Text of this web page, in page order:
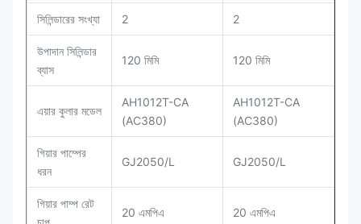
সিলিন্ডারের সংখ্যা 2 2
উপাদান সিলিন্ডার
ব্যাস
120 মিমি 120 মিমি
এয়ার কুলার মডেল
AH1012T-CA
(AC380)
AH1012T-CA
(AC380)
গিয়ার পাম্পের
ধরন
GJ2050/L GJ2050/L
গিয়ার পাম্প রেট
20 এমপিএ 20 এমপিএ